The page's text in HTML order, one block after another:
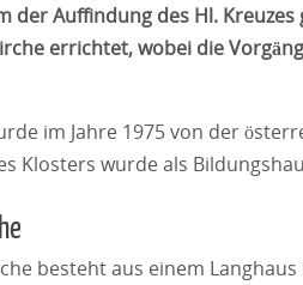
der Auffindung des Hl.
errichtet, wobei die
im Jahre 1975 von der
Klosters wurde als
besteht aus einem